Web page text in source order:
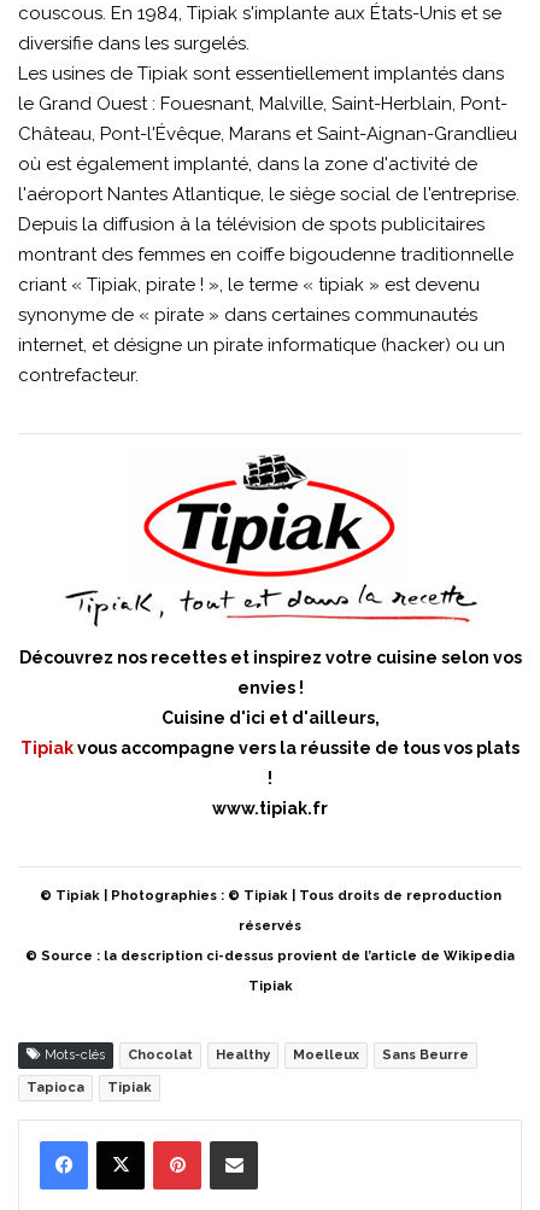
couscous. En 1984, Tipiak s'implante aux États-Unis et se
diversifie dans les surgelés.
Les usines de Tipiak sont essentiellement implantés dans
le Grand Ouest : Fouesnant, Malville, Saint-Herblain, Pont-
Château, Pont-l'Évêque, Marans et Saint-Aignan-Grandlieu
où est également implanté, dans la zone d'activité de
l'aéroport Nantes Atlantique, le siège social de l'entreprise.
Depuis la diffusion à la télévision de spots publicitaires
montrant des femmes en coiffe bigoudenne traditionnelle
criant « Tipiak, pirate ! », le terme « tipiak » est devenu
synonyme de « pirate » dans certaines communautés
internet, et désigne un pirate informatique (hacker) ou un
contrefacteur.
Découvrez nos recettes et inspirez votre cuisine selon vos
envies !
Cuisine d'ici et d'ailleurs,
Tipiakvous accompagne vers la réussite de tous vos plats
!
www.tipiak.fr
© Tipiak | Photographies : © Tipiak | Tous droits de reproduction
réservés
© Source : la description ci-dessus provient de l’article de Wikipedia
Tipiak
Mots-clés Chocolat Healthy Moelleux Sans Beurre
Tapioca Tipiak